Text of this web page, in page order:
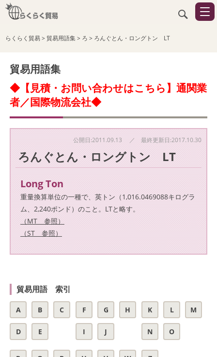
らくらく貿易> 貿易用語集> ろ > ろんぐとん・ロングトン LT
貿易用語集
◆【見積・お問い合わせはこちら】通関業
者／国際物流会社◆
公開日:2011.09.13 ／ 最終更新日:2017.10.30
ろんぐとん・ロングトン LT
Long Ton
重量換算単位の一種で、英トン（1,016.0469088キログラ
ム、2,240ポンド）のこと。LTと略す。
（MT 参照）
（ST 参照）
貿易用語 索引
A B C
D E
F G H
I J
K L M
N O